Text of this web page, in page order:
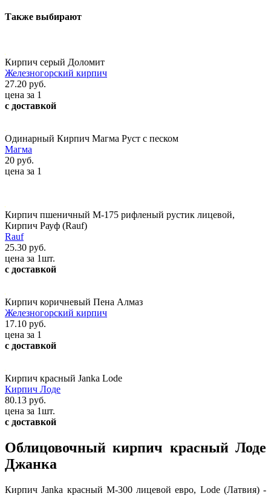
Также выбирают
Кирпич серый Доломит
Железногорский кирпич
27.20 руб.
цена за 1
с доставкой
Одинарный Кирпич Магма Руст с песком
Магма
20 руб.
цена за 1
Кирпич пшеничный М-175 рифленый рустик лицевой,
Кирпич Рауф (Rauf)
Rauf
25.30 руб.
цена за 1шт.
с доставкой
Кирпич коричневый Пена Алмаз
Железногорский кирпич
17.10 руб.
цена за 1
с доставкой
Кирпич красный Janka Lode
Кирпич Лоде
80.13 руб.
цена за 1шт.
с доставкой
Облицовочный кирпич красный Лоде
Джанка
Кирпич Janka красный М-300 лицевой евро, Lode (Латвия) -